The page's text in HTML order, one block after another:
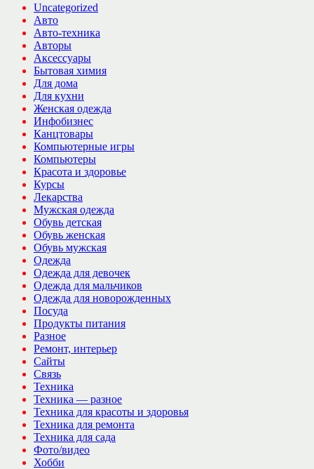
Uncategorized
Авто
Авто-техника
Авторы
Аксессуары
Бытовая химия
Для дома
Для кухни
Женская одежда
Инфобизнес
Канцтовары
Компьютерные игры
Компьютеры
Красота и здоровье
Курсы
Лекарства
Мужская одежда
Обувь детская
Обувь женская
Обувь мужская
Одежда
Одежда для девочек
Одежда для мальчиков
Одежда для новорожденных
Посуда
Продукты питания
Разное
Ремонт, интерьер
Сайты
Связь
Техника
Техника — разное
Техника для красоты и здоровья
Техника для ремонта
Техника для сада
Фото/видео
Хобби